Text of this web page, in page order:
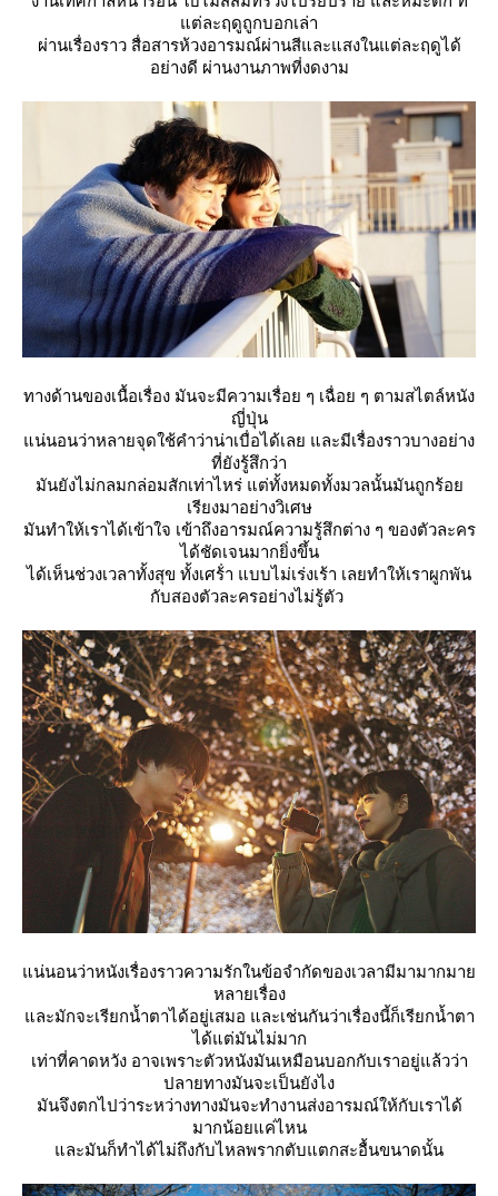
ต่ละฤดูถูกบอกเล่า
ผ่านเรื่องราว สื่อสารห้วงอารมณ์ผ่านสีและแสงในแต่ละฤดูได้
อย่างดี ผ่านงานภาพที่งดงาม
ทางด้านของเนื้อเรื่อง มันจะมีความเรื่อย ๆ เฉื่อย ๆ ตามสไตล์หนัง
ญี่ปุ่น
น่นอนว่าหลายจุดใช้คำว่าน่าเบื่อได้เลย และมีเรื่องราวบางอย่าง
ที่ยังรู้สึกว่า
มันยังไม่กลมกล่อมสักเท่าไหร่ แต่ทั้งหมดทั้งมวลนั้นมันถูกร้อ
เรียงมาอย่างวิเศษ
มันทำให้เราได้เข้าใจ เข้าถึงอารมณ์ความรู้สึกต่าง ๆ ของตัวละคร
ได้ชัดเจนมากยิ่งขึ้น
ได้เห็นช่วงเวลาทั้งสุข ทั้งเศร้่า แบบไม่เร่งเร้า เลยทำให้เราผูกพัน
กับสองตัวละครอย่างไม่รู้ตัว
น่นอนว่าหนังเรื่องราวความรักในข้อจำกัดของเวลามีมามากมา
หลายเรื่อง
ละมักจะเรียกน้ำตาได้อยู่เสมอ และเช่นกันว่าเรื่องนี้ก็เรียกน้ำตา
ได้แต่มันไม่มาก
เท่าที่คาดหวัง อาจเพราะตัวหนังมันเหมือนบอกกับเราอยู่แล้วว่า
ปลายทางมันจะเป็นยังไง
มันจึงตกไปว่าระหว่างทางมันจะทำงานส่งอารมณ์ให้กับเราได้
มากน้อยแค่ไหน
ละมันก็ทำได้ไม่ถึงกับไหลพรากตับแตกสะอื้นขนาดนั้น